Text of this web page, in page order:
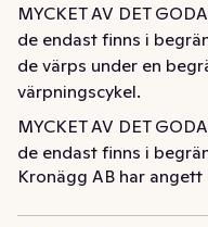
MYCKET AV DET
de endast finns i
de värps under en
värpningscykel.
MYCKET AV DET
de endast finns i
de värps under en
Kronägg AB har